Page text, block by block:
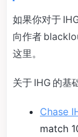
如果你对于
向作者
这里。
关于 IHG 的基
Chase
match